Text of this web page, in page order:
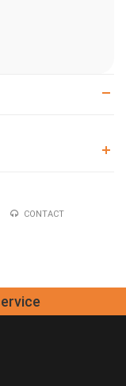
CONTACT